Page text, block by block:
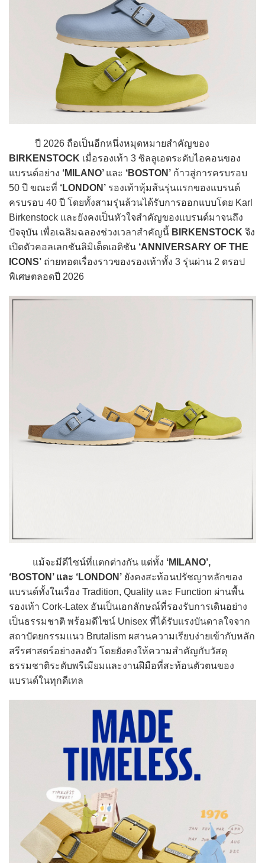
ปี 2026 ถือเป็นอีกหนึ่งหมุดหมายสำคัญของ
BIRKENSTOCK เมื่อรองเท้า 3 ซิลลูเอตระดับไอคอนของ
แบรนด์อย่าง ‘MILANO’ และ ‘BOSTON’ ก้าวสู่การครบรอบ
50 ปี ขณะที่ ‘LONDON’ รองเท้าหุ้มส้นรุ่นแรกของแบรนด์
ครบรอบ 40 ปี โดยทั้งสามรุ่นล้วนได้รับการออกแบบโดย Karl
Birkenstock และยังคงเป็นหัวใจสำคัญของแบรนด์มาจนถึง
ปัจจุบัน เพื่อเฉลิมฉลองช่วงเวลาสำคัญนี้ BIRKENSTOCK จึง
เปิดตัวคอลเลกชันลิมิเต็ดเอดิชัน ‘ANNIVERSARY OF THE
ICONS’ ถ่ายทอดเรื่องราวของรองเท้าทั้ง 3 รุ่นผ่าน 2 ดรอป
พิเศษตลอดปี 2026
แม้จะมีดีไซน์ที่แตกต่างกัน แต่ทั้ง ‘MILANO’,
‘BOSTON’ และ ‘LONDON’ ยังคงสะท้อนปรัชญาหลักของ
แบรนด์ทั้งในเรื่อง Tradition, Quality และ Function ผ่านพื้น
รองเท้า Cork-Latex อันเป็นเอกลักษณ์ที่รองรับการเดินอย่าง
เป็นธรรมชาติ พร้อมดีไซน์ Unisex ที่ได้รับแรงบันดาลใจจาก
สถาปัตยกรรมแนว Brutalism ผสานความเรียบง่ายเข้ากับหลัก
สรีรศาสตร์อย่างลงตัว โดยยังคงให้ความสำคัญกับวัสดุ
ธรรมชาติระดับพรีเมียมและงานฝีมือที่สะท้อนตัวตนของ
แบรนด์ในทุกดีเทล